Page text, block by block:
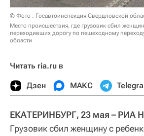
© Фото : Госавтоинспекция Свердловской
Место происшествия, где грузовик сбил
переходивших дорогу по пешеходному
области
Читать ria.ru в
Дзен МАКС
ЕКАТЕРИНБУРГ, 23 мая – РИА
Грузовик сбил женщину с